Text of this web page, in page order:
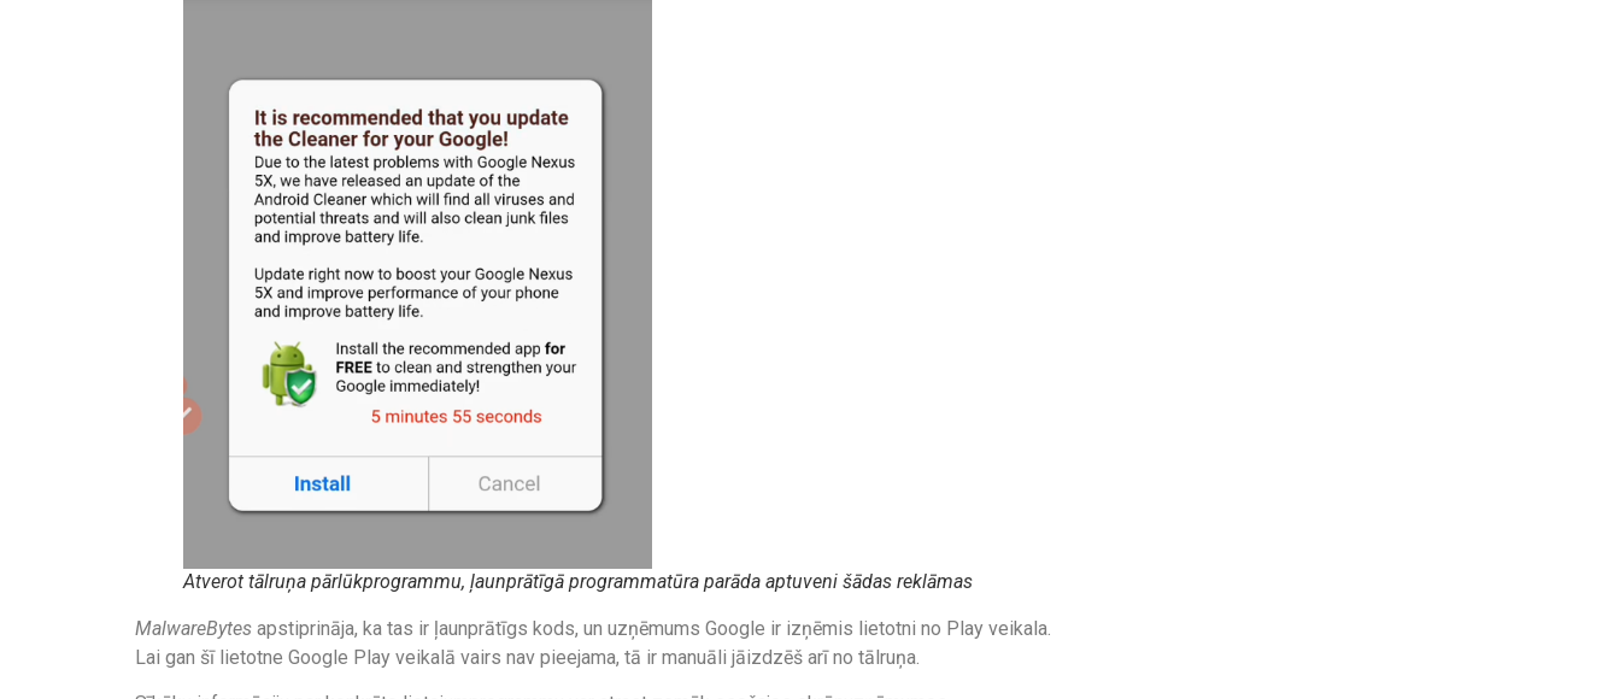
Atverot tālruņa pārlūkprogrammu, ļaunprātīgā programmatūra parāda aptuveni šādas reklāmas
MalwareBytes apstiprināja, ka tas ir ļaunprātīgs kods, un uzņēmums Google ir izņēmis lietotni no Play veikala.
Lai gan šī lietotne Google Play veikalā vairs nav pieejama, tā ir manuāli jāizdzēš arī no tālruņa.